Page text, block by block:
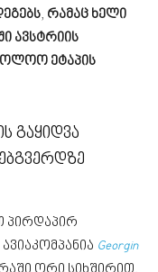
, რამაც ხელი
ავსტრიის
ეტაპის
გაყიდვა
პირდაპირ
Georgin